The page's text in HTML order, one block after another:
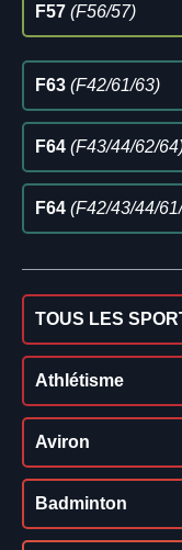
F57 (F56/57)
F63 (F42/61/63)
F64 (F43/44/62/
F64 (F42/43/44/
TOUS LES
Athlétisme
Aviron
Badminton